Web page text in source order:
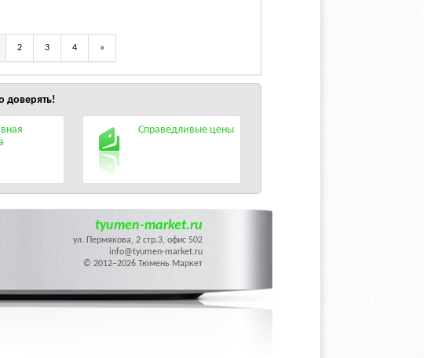
2 3 4 »
Справедливые цены
tyumen-market.ru
ул. Пермякова, 2 стр.3, офис 502
info@tyumen-market.ru
© 2012–2026 Тюмень Маркет